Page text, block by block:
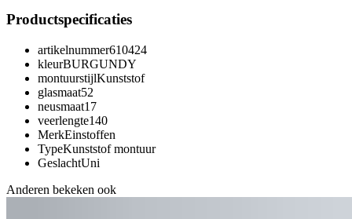
Productspecificaties
artikelnummer610424
kleurBURGUNDY
montuurstijlKunststof
glasmaat52
neusmaat17
veerlengte140
MerkEinstoffen
TypeKunststof montuur
GeslachtUni
Anderen bekeken ook